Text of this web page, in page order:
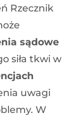
Rzecznik
sądowe
siła tkwi w
uwagi
W